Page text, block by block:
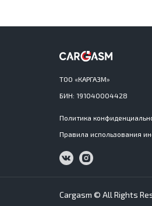
ТОО «КАРГАЗМ»
БИН: 191040004428
Политика
Правила использования
Cargasm © All Rights